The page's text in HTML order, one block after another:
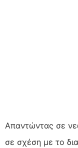
Απαντώντας σε
σε σχέση με το